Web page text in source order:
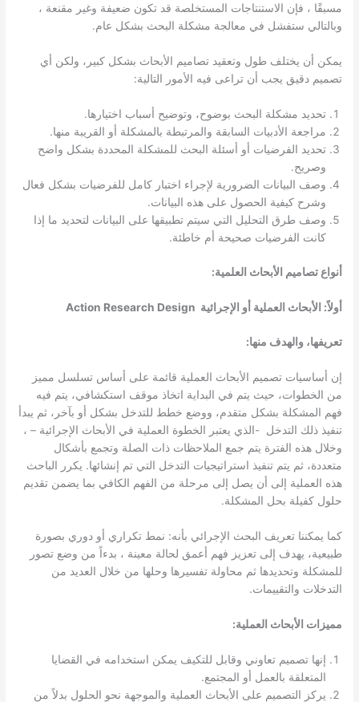
مسبقًا ، فإن الاستنتاجات المستخلصة قد تكون ضعيفة وغير مقنعة ،
وبالتالي ستفشل في معالجة مشكلة البحث بشكل عام.
يمكن أن يختلف طول وتعقيد تصاميم الأبحاث بشكل كبير، ولكن أي
تصميم دقيق يجب أن تراعى فيه الأمور التالية:
تحديد مشكلة البحث بوضوح، وتوضيح أسباب اختيارها.
مراجعة الأدبيات السابقة والمرتبطة بالمشكلة أو القريبة منها.
تحديد الفرضيات أو أسئلة البحث للمشكلة المحددة بشكل واضح
وصريح.
وصف البيانات الضرورية لإجراء اختبار كامل للفرضيات بشكل فعال
وشرح كيفية الحصول على هذه البيانات.
وصف طرق التحليل التي سيتم تطبيقها على البيانات لتحديد ما إذا
كانت الفرضيات صحيحة أم خاطئة.
أنواع تصاميم الأبحاث العلمية:
أولاً: الأبحاث العملية أو الإجرائية Action Research Design
تعريفها، والهدف منها:
إن أساسيات تصميم الأبحاث العملية قائمة على أساس تسلسل مميز
من الخطوات، حيث يتم في البداية اتخاذ موقف استكشافي، يتم فيه
فهم المشكلة بشكل متقدم، ووضع خطط للتدخل بشكل أو بآخر، ثم يبدأ
تنفيذ ذلك التدخل -الذي يعتبر الخطوة العملية في الأبحاث الإجرائية – ،
وخلال هذه الفترة يتم جمع الملاحظات ذات الصلة وتجمع بأشكال
متعددة، ثم يتم تنفيذ استراتيجيات التدخل التي تم إنشائها. يكرر الباحث
هذه العملية إلى أن يصل إلى مرحلة من الفهم الكافي بما يضمن تقديم
حلول كفيلة بحل المشكلة.
كما يمكننا تعريف البحث الإجرائي بأنه: نمط تكراري أو دوري بصورة
طبيعية، يهدف إلى تعزيز فهم أعمق لحالة معينة ، بدءاً من وضع تصور
للمشكلة وتحديدها ثم محاولة تفسيرها وحلها من خلال العديد من
التدخلات والتقييمات.
مميزات الأبحاث العملية:
إنها تصميم تعاوني وقابل للتكيف يمكن استخدامه في القضايا
المتعلقة بالعمل أو المجتمع.
يركز التصميم على الأبحاث العملية والموجهة نحو الحلول بدلاً من